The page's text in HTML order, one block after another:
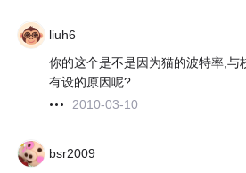
liuh6
你的这个是不是因为猫的波特率,与
有设的原因呢?
2010-03-10
bsr2009